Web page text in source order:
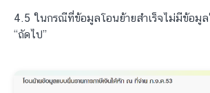
4.5 ในกรณีที่ข้อมูลโอนย้ายสำเร็จไม่มีข้อมู
“ถัดไป”